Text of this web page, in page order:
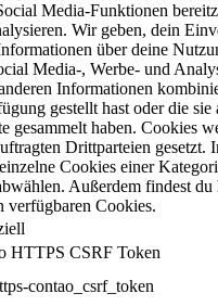
Media-Funktionen
Wir geben, dein
über deine
Media-, Werbe- und
Informationen
gestellt hast oder die sie
gesammelt haben. Cookies
Drittparteien gesetzt.
Cookies einer
Außerdem findest du
verfügbaren Cookies.
HTTPS CSRF Token
contao_csrf_token